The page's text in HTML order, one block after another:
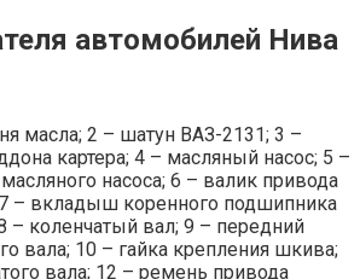
автомобилей Нива
масла; 2 – шатун ВАЗ-2131; 3 –
картера; 4 – масляный насос; 5 –
насоса; 6 – валик привода
7 – вкладыш коренного подшипника
– коленчатый вал; 9 – передний
вала; 10 – гайка крепления шкива;
вала; 12 – ремень привода